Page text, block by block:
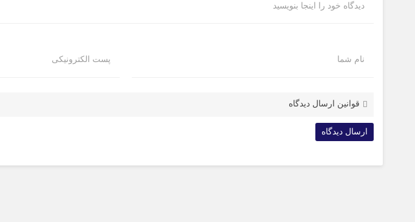
دیدگاه خود را اینجا بنویسید
نام شما پست الکترونیکی
قوانین ارسال دیدگاه